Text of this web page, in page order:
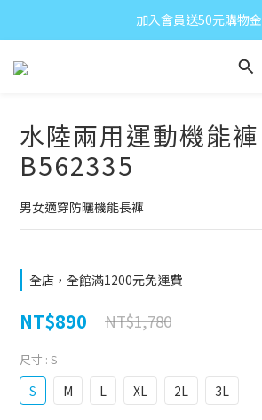
加入會員送50元購物金
水陸兩用運動機能褲
B562335
男女適穿防曬機能長褲
全店，全館滿1200元免運費
NT$890 NT$1,780
尺寸 : S
S M L XL 2L 3L